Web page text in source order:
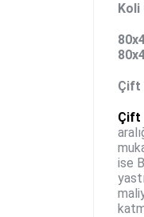
Koli
Çift
Çift
ise